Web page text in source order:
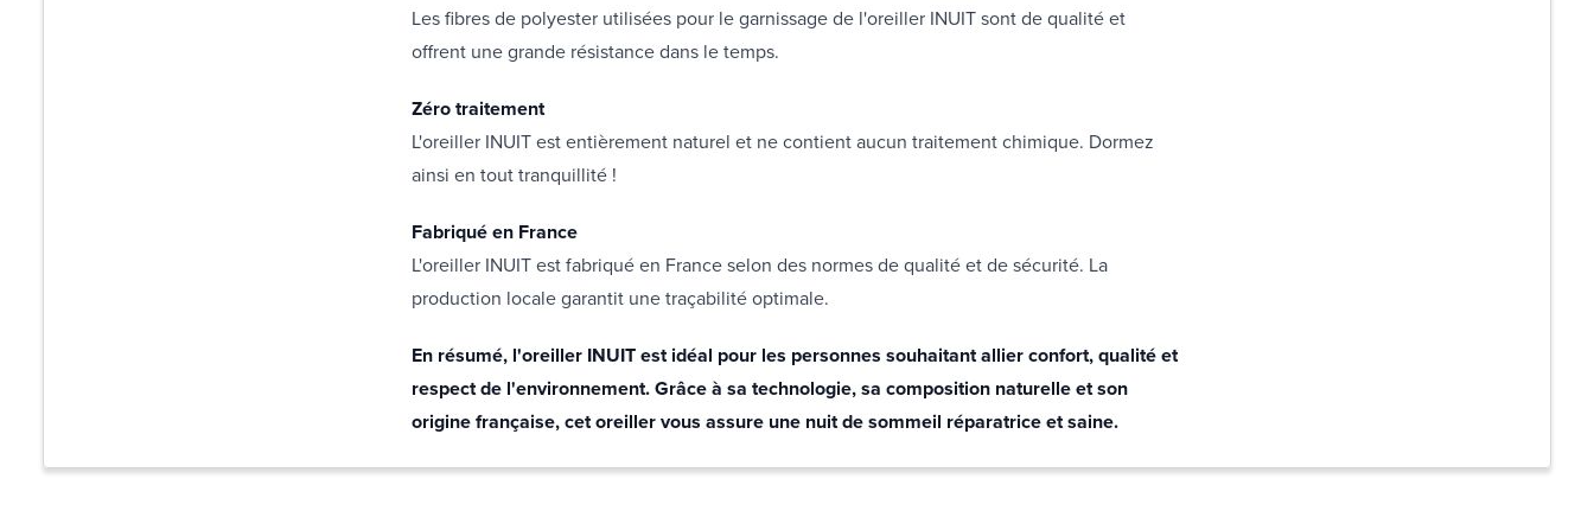
Les fibres de polyester utilisées pour le garnissage de l'oreiller INUIT sont de qualité et
offrent une grande résistance dans le temps.
Zéro traitement
L'oreiller INUIT est entièrement naturel et ne contient aucun traitement chimique. Dormez
ainsi en tout tranquillité !
Fabriqué en France
L'oreiller INUIT est fabriqué en France selon des normes de qualité et de sécurité. La
production locale garantit une traçabilité optimale.
En résumé, l'oreiller INUIT est idéal pour les personnes souhaitant allier confort, qualité et
respect de l'environnement. Grâce à sa technologie, sa composition naturelle et son
origine française, cet oreiller vous assure une nuit de sommeil réparatrice et saine.